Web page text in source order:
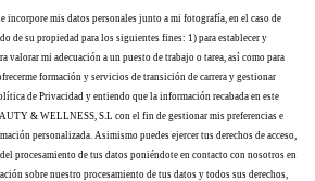
incorpore mis datos personales junto a mi fotografía, en el caso de
de su propiedad para los siguientes fines: 1) para establecer y
valorar mi adecuación a un puesto de trabajo o tarea, así como para
formación y servicios de transición de carrera y gestionar
de Privacidad y entiendo que la información recabada en este
& WELLNESS, S.L con el fin de gestionar mis preferencias e
personalizada. Asimismo puedes ejercer tus derechos de acceso,
procesamiento de tus datos poniéndote en contacto con nosotros en
sobre nuestro procesamiento de tus datos y todos sus derechos,